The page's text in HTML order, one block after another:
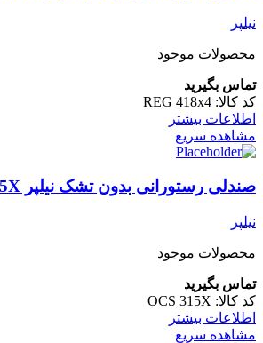
نیلپر
محصولات موجود
تماس بگیرید
کد کالا: REG 418x4
اطلاعات بیشتر
مشاهده سریع
صندلی رستورانی بدون تشک نیلپر Nilper OCS 315X
نیلپر
محصولات موجود
تماس بگیرید
کد کالا: OCS 315X
اطلاعات بیشتر
مشاهده سریع